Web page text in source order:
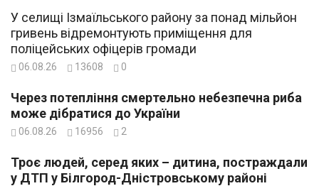
У селищі Ізмаїльського району за понад мільйон
гривень відремонтують приміщення для
поліцейських офіцерів громади
06.08.26 13608 0
Через потепління смертельно небезпечна риба
може дібратися до України
06.08.26 16956 2
Троє людей, серед яких – дитина, постраждали
у ДТП у Білгород-Дністровському районі